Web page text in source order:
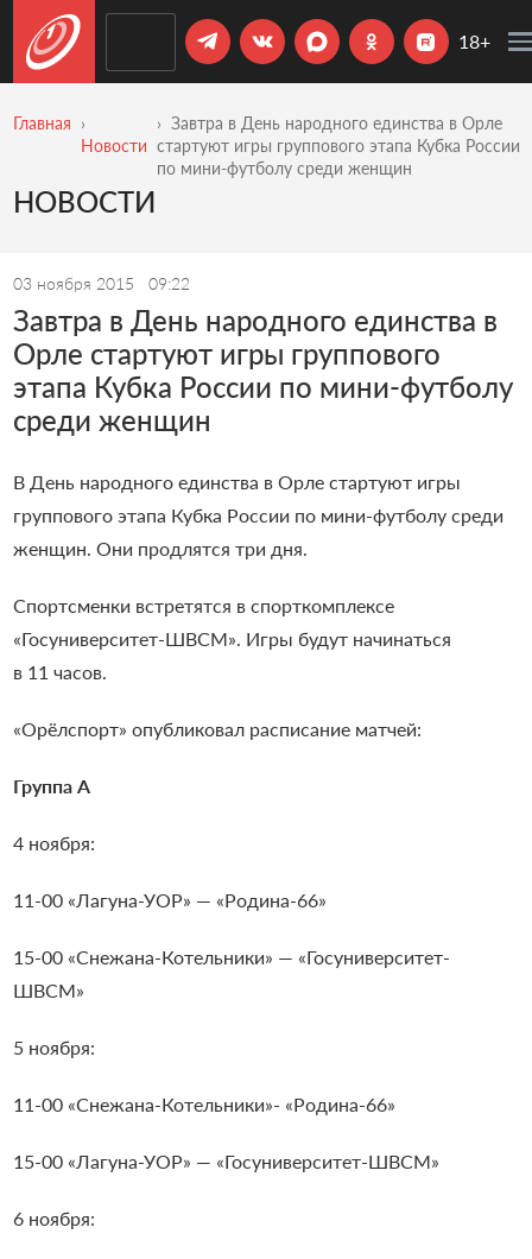
18+
Главная
Новости
Завтра в День народного единства в Орле
стартуют игры группового этапа Кубка России
по мини-футболу среди женщин
НОВОСТИ
03 ноября 2015 09:22
Завтра в День народного единства в
Орле стартуют игры группового
этапа Кубка России по мини-футболу
среди женщин
В День народного единства в Орле стартуют игры
группового этапа Кубка России по мини-футболу среди
женщин. Они продлятся три дня.
Спортсменки встретятся в спорткомплексе
«Госуниверситет-ШВСМ». Игры будут начинаться
в 11 часов.
«Орёлспорт» опубликовал расписание матчей:
Группа А
4 ноября:
11-00 «Лагуна-УОР» — «Родина-66»
15-00 «Снежана-Котельники» — «Госуниверситет-
ШВСМ»
5 ноября:
11-00 «Снежана-Котельники»- «Родина-66»
15-00 «Лагуна-УОР» — «Госуниверситет-ШВСМ»
6 ноября: